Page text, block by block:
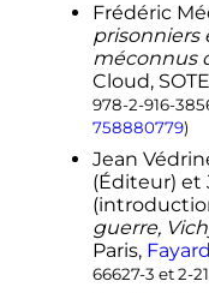
Frédéric
prisonniers
méconnus
Cloud,
978-2-916-
758880779)
Jean
(Éditeur) et
guerre,
Paris, Fayard
66627-3 et2-